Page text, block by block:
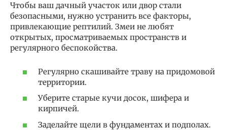
Чтобы ваш дачный участок или двор стали
безопасными, нужно устранить все факторы,
привлекающие рептилий. Змеи не любят
открытых, просматриваемых пространств и
регулярного беспокойства.
Регулярно скашивайте траву на придомовой
территории.
Уберите старые кучи досок, шифера и
кирпичей.
Заделайте щели в фундаментах и подполах.